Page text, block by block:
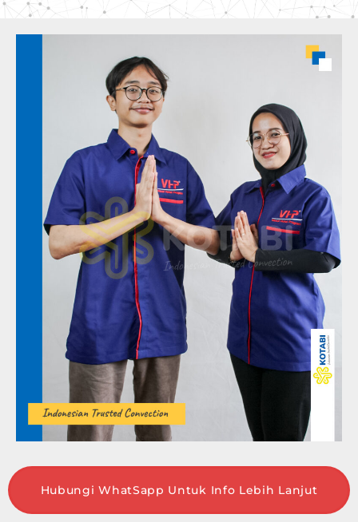
Hubungi WhatSapp Untuk Info Lebih Lanjut